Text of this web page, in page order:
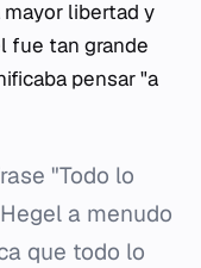
libertad y
fue tan grande
pensar "a
"Todo lo
a menudo
que todo lo